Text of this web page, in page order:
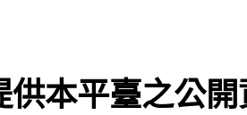
供本平臺之公